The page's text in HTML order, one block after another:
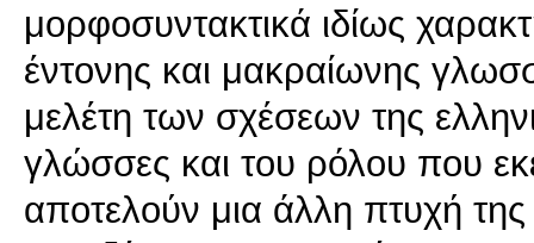
μορφοσυντακτικά ιδίως
έντονης και μακραίωνης
μελέτη των σχέσεων της
γλώσσες και του ρόλου που
αποτελούν μια άλλη πτυχή